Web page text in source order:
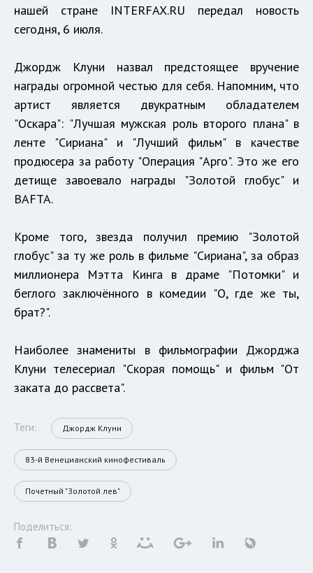
нашей стране INTERFAX.RU передал новость
сегодня, 6 июля.
Джордж Клуни назвал предстоящее вручение
награды огромной честью для себя. Напомним, что
артист является двукратным обладателем
"Оскара": "Лучшая мужская роль второго плана" в
ленте "Сириана" и "Лучший фильм" в качестве
продюсера за работу "Операция "Арго". Это же его
детище завоевало награды "Золотой глобус" и
BAFTA.
Кроме того, звезда получил премию "Золотой
глобус" за ту же роль в фильме "Сириана", за образ
миллионера Мэтта Кинга в драме "Потомки" и
беглого заключённого в комедии "О, где же ты,
брат?".
Наиболее знамениты в фильмографии Джорджа
Клуни телесериал "Скорая помощь" и фильм "От
заката до рассвета".
Теги: Джордж Клуни
83-й Венецианский кинофестиваль
Почетный "Золотой лев"
Поделиться: